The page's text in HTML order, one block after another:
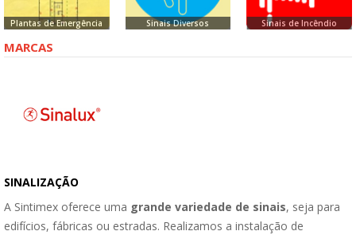
Plantas de Emergência Sinais Diversos Sinais de Incêndio
MARCAS
SINALIZAÇÃO
A Sintimex oferece uma grande variedade de sinais, seja para
edifícios, fábricas ou estradas. Realizamos a instalação de